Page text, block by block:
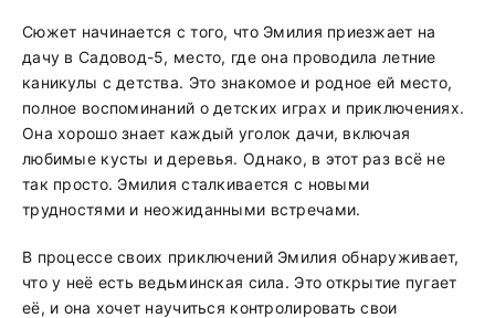
Сюжет начинается с того, что Эмилия приезжает на
дачу в Садовод-5, место, где она проводила летние
каникулы с детства. Это знакомое и родное ей место,
полное воспоминаний о детских играх и приключениях.
Она хорошо знает каждый уголок дачи, включая
любимые кусты и деревья. Однако, в этот раз всё не
так просто. Эмилия сталкивается с новыми
трудностями и неожиданными встречами.
В процессе своих приключений Эмилия обнаруживает,
что у неё есть ведьминская сила. Это открытие пугает
её, и она хочет научиться контролировать свои